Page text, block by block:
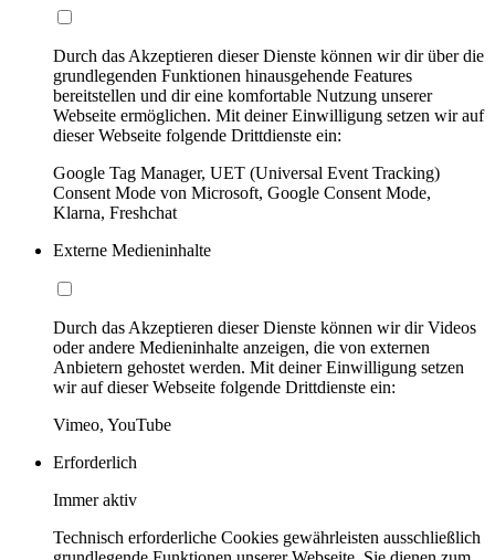
Durch das Akzeptieren dieser Dienste können wir dir über die
grundlegenden Funktionen hinausgehende Features
bereitstellen und dir eine komfortable Nutzung unserer
Webseite ermöglichen. Mit deiner Einwilligung setzen wir auf
dieser Webseite folgende Drittdienste ein:
Google Tag Manager, UET (Universal Event Tracking)
Consent Mode von Microsoft, Google Consent Mode,
Klarna, Freshchat
Externe Medieninhalte
Durch das Akzeptieren dieser Dienste können wir dir Videos
oder andere Medieninhalte anzeigen, die von externen
Anbietern gehostet werden. Mit deiner Einwilligung setzen
wir auf dieser Webseite folgende Drittdienste ein:
Vimeo, YouTube
Erforderlich
Immer aktiv
Technisch erforderliche Cookies gewährleisten ausschließlich